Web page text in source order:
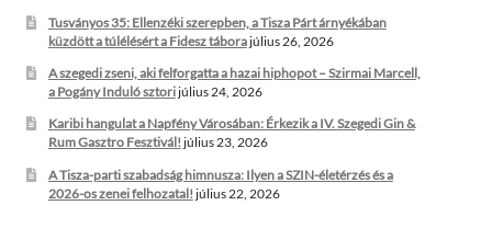
Tusványos 35: Ellenzéki szerepben, a Tisza Párt árnyékában
küzdött a túlélésért a Fidesz táborajúlius 26, 2026
A szegedi zseni, aki felforgatta a hazai hiphopot – Szirmai Marcell,
a Pogány Induló sztorijúlius 24, 2026
Karibi hangulat a Napfény Városában: Érkezik a IV. Szegedi Gin &
Rum Gasztro Fesztivál! július 23, 2026
A Tisza-parti szabadság himnusza: Ilyen a SZIN-életérzés és a
2026-os zenei felhozatal! július 22, 2026